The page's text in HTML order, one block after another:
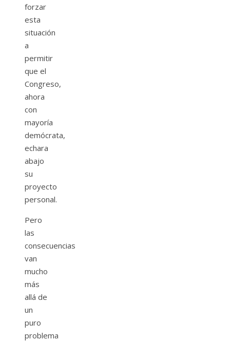
forzar
esta
situación
a
permitir
que el
Congreso,
ahora
con
mayoría
demócrata,
echara
abajo
su
proyecto
personal.
Pero
las
consecuencias
van
mucho
más
allá de
un
puro
problema